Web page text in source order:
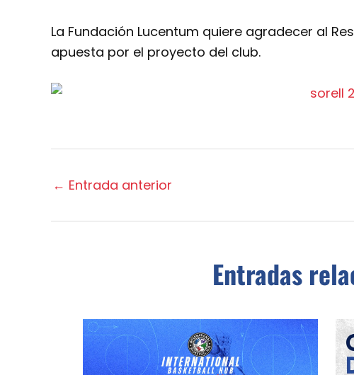
La Fundación Lucentum quiere agradecer al
apuesta por el proyecto del club.
← Entrada anterior
Entradas